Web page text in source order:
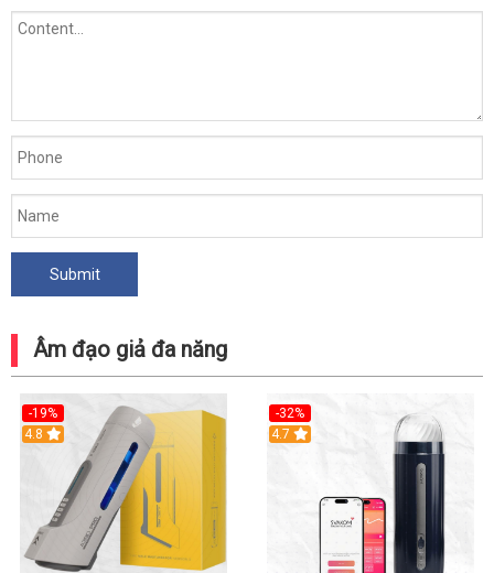
Âm đạo giả đa năng
-19%
Hot
4.8
-32%
Hot
4.7